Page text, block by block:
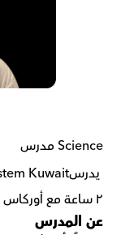
Science مدرس
يدرسNational System Kuwait
٢ ساعة مع أوركاس
عن المدرس